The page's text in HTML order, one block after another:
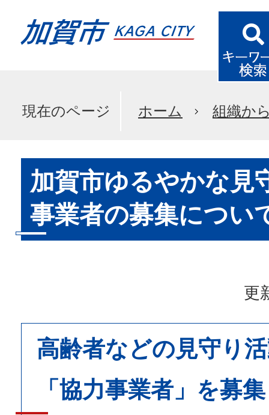
現在のページ ホーム 組織か
加賀市ゆるやかな見
事業者の募集につい
更
高齢者などの見守り
「協力事業者」を募集